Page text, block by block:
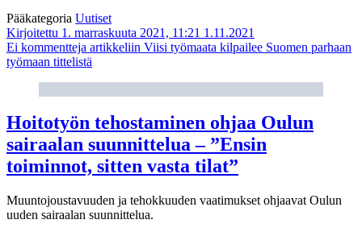
Pääkategoria Uutiset
Kirjoitettu 1. marraskuuta 2021, 11:21 1.11.2021
Ei kommentteja artikkeliin Viisi työmaata kilpailee Suomen parhaan
työmaan tittelistä
Hoitotyön tehostaminen ohjaa Oulun
sairaalan suunnittelua – ”Ensin
toiminnot, sitten vasta tilat”
Muuntojoustavuuden ja tehokkuuden vaatimukset ohjaavat Oulun
uuden sairaalan suunnittelua.